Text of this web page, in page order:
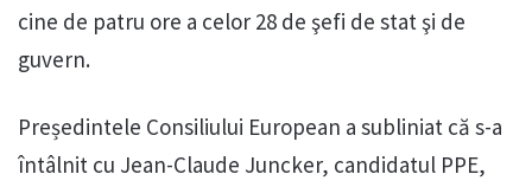
cine de patru ore a celor 28 de şefi de stat şi de
guvern.
Președintele Consiliului European a subliniat că s-a
întâlnit cu Jean-Claude Juncker, candidatul PPE,